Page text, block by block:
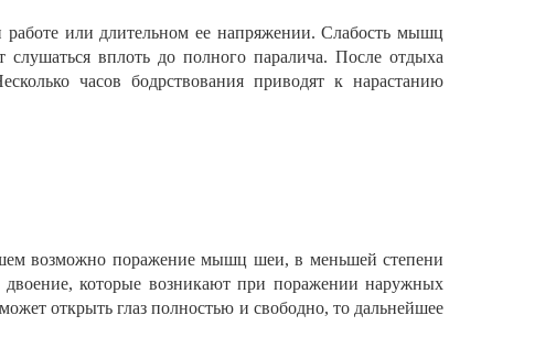
работе или длительном ее напряжении. Слабость мышц
вплоть до полного паралича. После отдыха
часов бодрствования приводят к нарастанию
возможно поражение мышц шеи, в меньшей степени
которые возникают при поражении наружных
открыть глаз полностью и свободно, то дальнейшее